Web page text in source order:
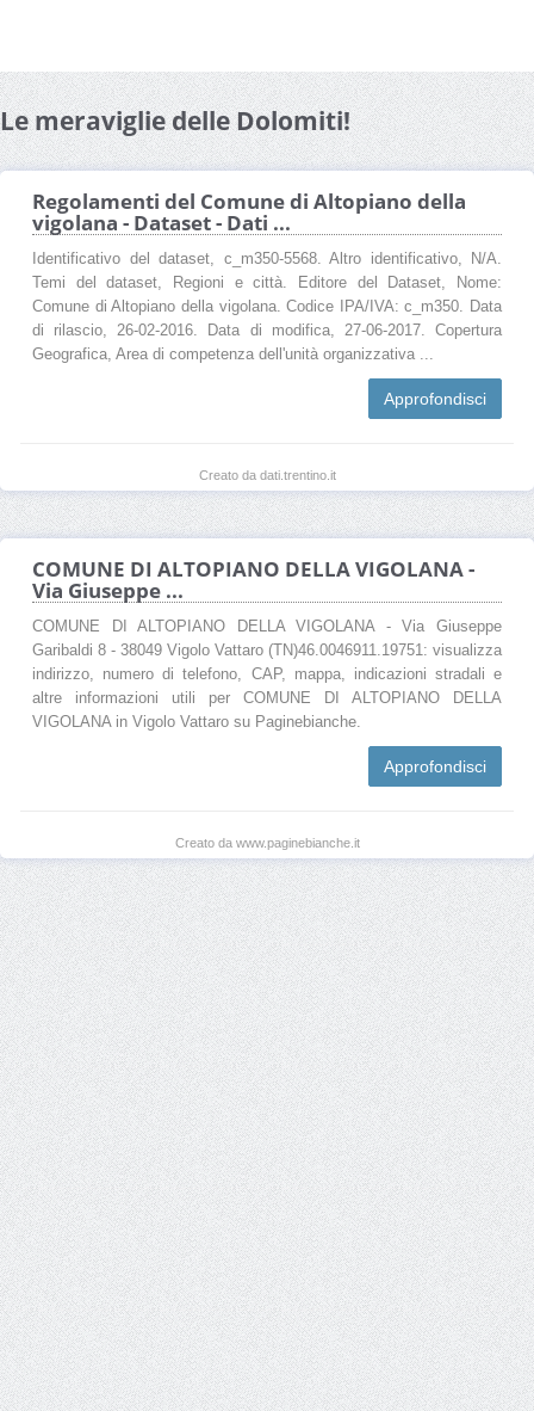
Le meraviglie delle Dolomiti!
Regolamenti del Comune di Altopiano della
vigolana - Dataset - Dati ...
Identificativo del dataset, c_m350-5568. Altro identificativo, N/A.
Temi del dataset, Regioni e città. Editore del Dataset, Nome:
Comune di Altopiano della vigolana. Codice IPA/IVA: c_m350. Data
di rilascio, 26-02-2016. Data di modifica, 27-06-2017. Copertura
Geografica, Area di competenza dell'unità organizzativa ...
Approfondisci
Creato da dati.trentino.it
COMUNE DI ALTOPIANO DELLA VIGOLANA -
Via Giuseppe ...
COMUNE DI ALTOPIANO DELLA VIGOLANA - Via Giuseppe
Garibaldi 8 - 38049 Vigolo Vattaro (TN)46.0046911.19751: visualizza
indirizzo, numero di telefono, CAP, mappa, indicazioni stradali e
altre informazioni utili per COMUNE DI ALTOPIANO DELLA
VIGOLANA in Vigolo Vattaro su Paginebianche.
Approfondisci
Creato da www.paginebianche.it